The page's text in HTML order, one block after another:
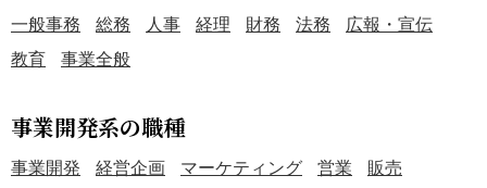
一般事務 総務 人事 経理 財務 法務
広報・宣伝
教育
事業全般
事業開発系の職種
事業開発 経営企画 マーケティング 営業
販売